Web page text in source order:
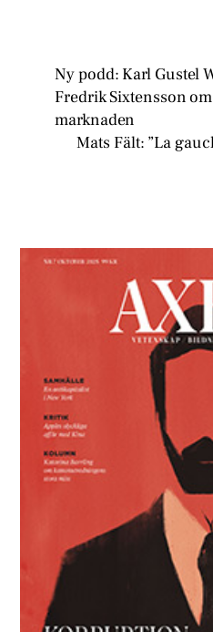
Ny podd: Karl Gustel
Fredrik Sixtensson
marknaden
Mats Fält: ”La